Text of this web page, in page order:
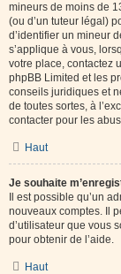
mineurs de moins de
(ou d’un tuteur légal)
d’identifier un mineur
s’applique à vous,
votre place, contactez
phpBB Limited et les
conseils juridiques et
de toutes sortes, à
contacter pour les
Haut
Je souhaite
Il est possible qu’un
nouveaux comptes. Il
d’utilisateur que vous
pour obtenir de l’aide.
Haut